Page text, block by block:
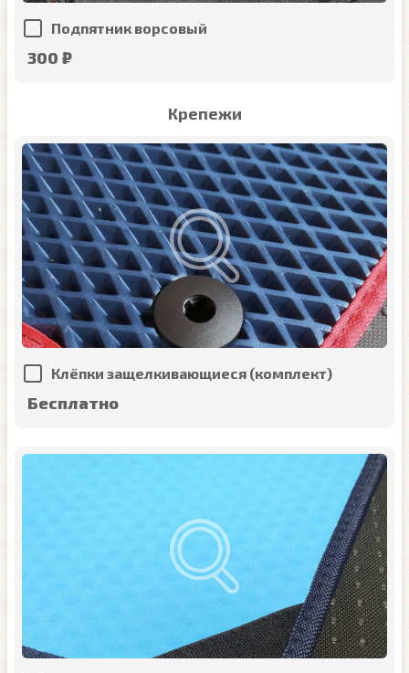
Подпятник ворсовый
300 ₽
Крепежи
Клёпки защелкивающиеся (комплект)
Бесплатно